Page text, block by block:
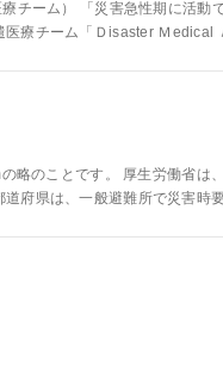
チーム） 「災害急性期に活動
医療チーム「Ｄisaster Ｍedical
略のことです。 厚生労働省は
府県は、一般避難所で災害時